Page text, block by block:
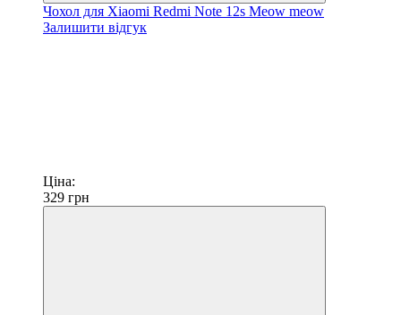
Чохол для Xiaomi Redmi Note 12s Meow meow
Залишити відгук
Ціна:
329 грн